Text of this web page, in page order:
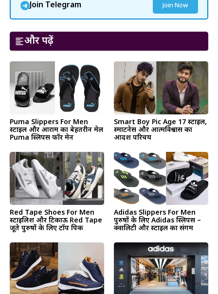
Join Telegram Join Now
और पढ़ें
Puma Slippers For Men
स्टाइल और आराम का बेहतरीन मेल
Puma स्लिपर्स फॉर मेन
Smart Boy Pic Age 17 स्टाइल,
स्मार्टनेस और आत्मविश्वास का
आदर्श परिचय
Red Tape Shoes For Men
स्टाइलिश और टिकाऊ Red Tape
जूते पुरुषों के लिए टॉप पिक
Adidas Slippers For Men
पुरुषों के लिए Adidas स्लिपर्स –
क्वालिटी और स्टाइल का संगम